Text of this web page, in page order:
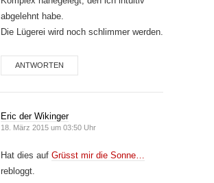
abgelehnt habe.
Die Lügerei wird noch schlimmer werden.
ANTWORTEN
Eric der Wikinger
18. März 2015 um 03:50 Uhr
Hat dies auf Grüsst mir die Sonne…
rebloggt.